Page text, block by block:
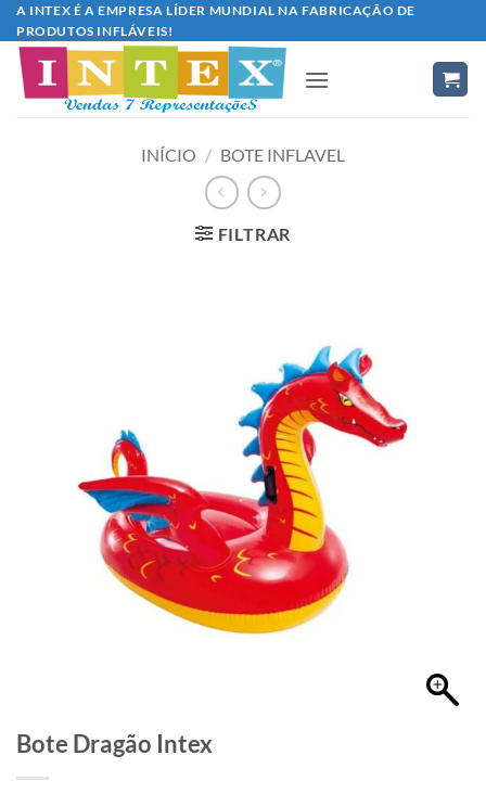
Skip
to
content
A INTEX É A EMPRESA LÍDER MUNDIAL NA FABRICAÇÃO DE
PRODUTOS INFLÁVEIS!
INÍCIO / BOTE INFLAVEL
FILTRAR
Bote Dragão Intex